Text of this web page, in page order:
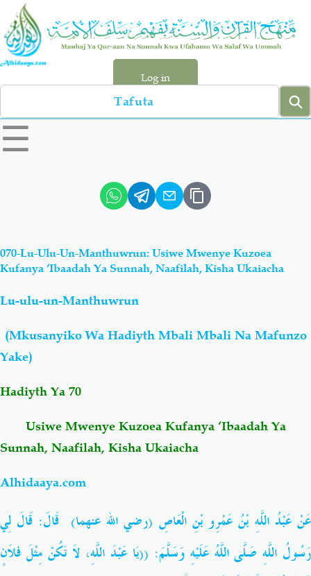
Skip
main
content
Log in
Search
left
sidebar
☰
Hadiyth
Aqiydah Manhaj
Shirki & Kufru
Salaf Wa Ummah
Fiqh-Ibaadah
Fataawa Za Ulamaa Kauli Za Salaf
Familia-Jamii Maswali-Majibu
Chemsha Bongo Vitabu
070-Lu-Ulu-Un-Manthuwrun: Usiwe Mwenye Kuzoea
Kufanya ‘Ibaadah Ya Sunnah, Naafilah, Kisha Ukaiacha
Lu-ulu-un-Manthuwrun
(Mkusanyiko Wa Hadiyth Mbali Mbali Na Mafunzo
Yake)
Hadiyth Ya 70
Usiwe Mwenye Kuzoea Kufanya ‘Ibaadah Ya
Sunnah, Naafilah, Kisha Ukaiacha
Alhidaaya.com
عَنْ عَبْدُ اللَّهِ بْنُ عَمْرِو بْنِ الْعَاصِ (رضي الله عنهما) قَالَ: قَالَ لِي
رَسُولُ اللَّهِ صَلَّى اللَّهُ عَلَيْهِ وَسَلَّمَ: ((يَا عَبْدَ اللَّهِ، لاَ تَكُنْ مِثْلَ فلاَنٍ